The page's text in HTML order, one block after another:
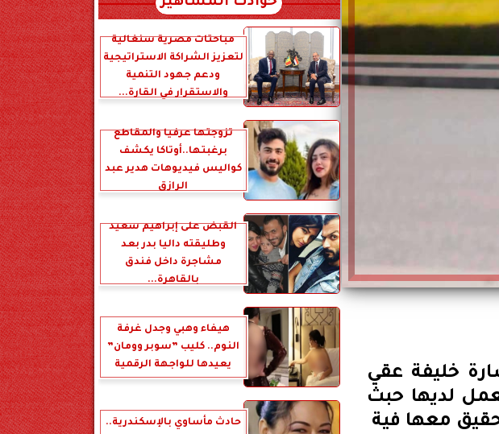
خليفة عقي
لديها حبث
معها فية
مباحثات مصرية سنغالية
لتعزيز الشراكة الاستراتيجية
ودعم جهود التنمية
والاستقرار في القارة...
تزوجتها عرفياً والمقاطع
برغبتها..أوتاكا يكشف
كواليس فيديوهات هدير عبد
الرازق
القبض على إبراهيم سعيد
وطليقته داليا بدر بعد
مشاجرة داخل فندق
بالقاهرة...
هيفاء وهبي وجدل غرفة
النوم.. كليب ”سوبر وومان”
يعيدها للواجهة الرقمية
حادث مأساوي بالإسكندرية..